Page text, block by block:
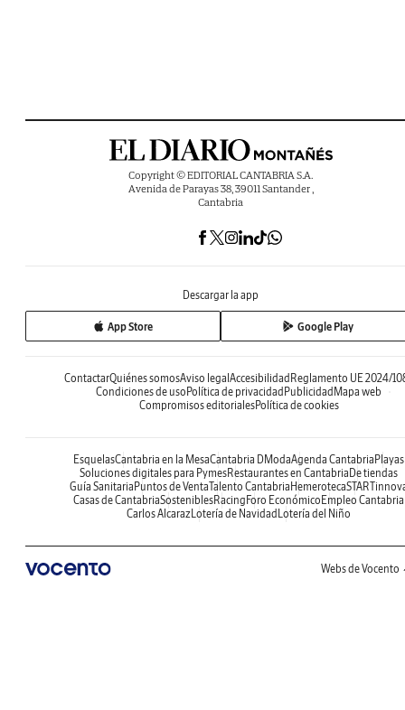
Copyright © EDITORIAL CANTABRIA S.A.
Avenida de Parayas 38, 39011 Santander ,
Cantabria
Descargar la app
App Store Google Play
ContactarQuiénes somosAviso legal Accesibilidad Reglamento UE 2024/
Condiciones de uso Política de privacidad Publicidad Mapa web
Compromisos editorialesPolítica de cookies
EsquelasCantabria en la MesaCantabria DModaAgenda Cantabria Playas
Soluciones digitales para PymesRestaurantes en Cantabria De tiendas
Guía Sanitaria Puntos de VentaTalento Cantabria Hemeroteca
Casas de CantabriaSosteniblesRacing Foro Económico Empleo Cantabria
Carlos AlcarazLotería de Navidad Lotería del Niño
Webs de Vocento